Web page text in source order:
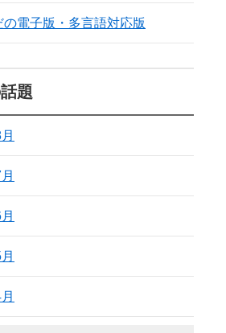
の電子版・多言語対応版
題